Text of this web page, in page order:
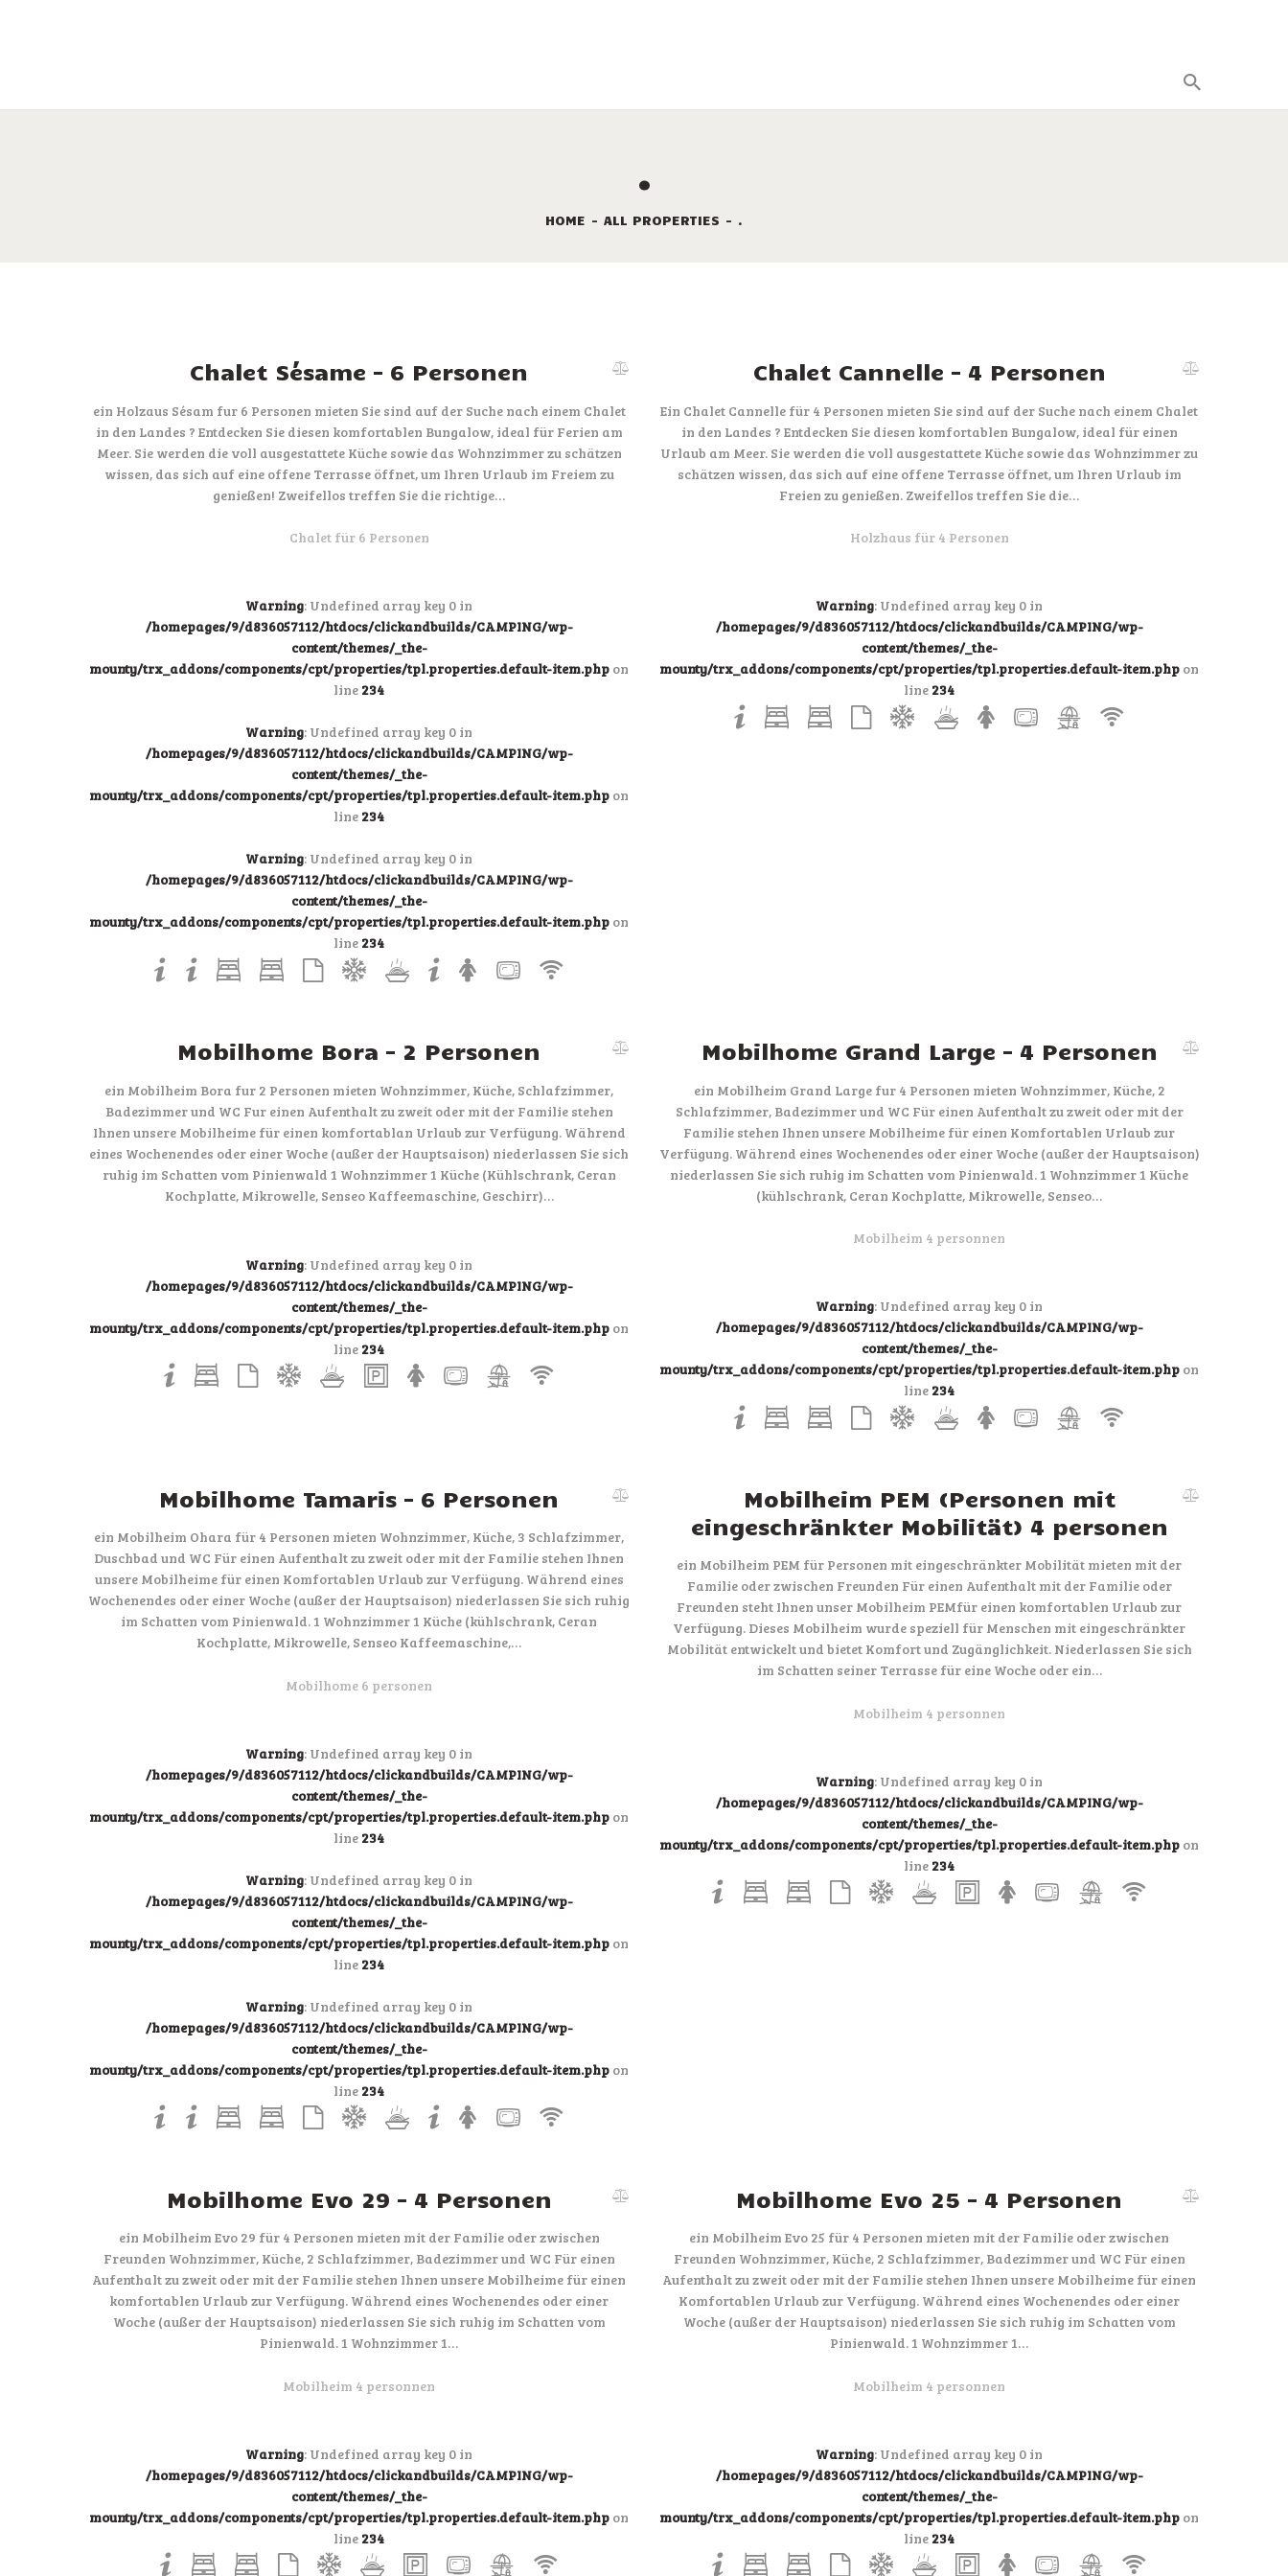
.
HOME ALL PROPERTIES .
DIE STELLPLÄTZE
KAMPINGPLATZ
Chalet Sésame – 6 Personen
ein Holzaus Sésam fur 6 Personen mieten Sie sind auf der Suche nach einem Chalet
in den Landes ? Entdecken Sie diesen komfortablen Bungalow, ideal für Ferien am
Meer. Sie werden die voll ausgestattete Küche sowie das Wohnzimmer zu schätzen
wissen, das sich auf eine offene Terrasse öffnet, um Ihren Urlaub im Freiem zu
genießen! Zweifellos treffen Sie die richtige…
Chalet für 6 Personen
Warning: Undefined array key 0 in
/homepages/9/d836057112/htdocs/clickandbuilds/CAMPING/wp-
content/themes/_the-
mounty/trx_addons/components/cpt/properties/tpl.properties.default-item.php on
line 234
Warning: Undefined array key 0 in
/homepages/9/d836057112/htdocs/clickandbuilds/CAMPING/wp-
content/themes/_the-
mounty/trx_addons/components/cpt/properties/tpl.properties.default-item.php on
line 234
Warning: Undefined array key 0 in
/homepages/9/d836057112/htdocs/clickandbuilds/CAMPING/wp-
content/themes/_the-
mounty/trx_addons/components/cpt/properties/tpl.properties.default-item.php on
line 234
Chalet Cannelle – 4 Personen
Ein Chalet Cannelle für 4 Personen mieten Sie sind auf der Suche nach einem Chalet
in den Landes ? Entdecken Sie diesen komfortablen Bungalow, ideal für einen
Urlaub am Meer. Sie werden die voll ausgestattete Küche sowie das Wohnzimmer zu
schätzen wissen, das sich auf eine offene Terrasse öffnet, um Ihren Urlaub im
Freien zu genießen. Zweifellos treffen Sie die…
Holzhaus für 4 Personen
Warning: Undefined array key 0 in
/homepages/9/d836057112/htdocs/clickandbuilds/CAMPING/wp-
content/themes/_the-
mounty/trx_addons/components/cpt/properties/tpl.properties.default-item.php on
line 234
Mobilhome Bora – 2 Personen
ein Mobilheim Bora fur 2 Personen mieten Wohnzimmer, Küche, Schlafzimmer,
Badezimmer und WC Fur einen Aufenthalt zu zweit oder mit der Familie stehen
Ihnen unsere Mobilheime für einen komfortablan Urlaub zur Verfügung. Während
eines Wochenendes oder einer Woche (außer der Hauptsaison) niederlassen Sie sich
ruhig im Schatten vom Pinienwald 1 Wohnzimmer 1 Küche (Kühlschrank, Ceran
Kochplatte, Mikrowelle, Senseo Kaffeemaschine, Geschirr)…
Warning: Undefined array key 0 in
/homepages/9/d836057112/htdocs/clickandbuilds/CAMPING/wp-
content/themes/_the-
mounty/trx_addons/components/cpt/properties/tpl.properties.default-item.php on
line 234
Mobilhome Grand Large – 4 Personen
ein Mobilheim Grand Large fur 4 Personen mieten Wohnzimmer, Küche, 2
Schlafzimmer, Badezimmer und WC Für einen Aufenthalt zu zweit oder mit der
Familie stehen Ihnen unsere Mobilheime für einen Komfortablen Urlaub zur
Verfügung. Während eines Wochenendes oder einer Woche (außer der Hauptsaison)
niederlassen Sie sich ruhig im Schatten vom Pinienwald. 1 Wohnzimmer 1 Küche
(kühlschrank, Ceran Kochplatte, Mikrowelle, Senseo…
Mobilheim 4 personnen
Warning: Undefined array key 0 in
/homepages/9/d836057112/htdocs/clickandbuilds/CAMPING/wp-
content/themes/_the-
mounty/trx_addons/components/cpt/properties/tpl.properties.default-item.php on
line 234
Mobilhome Tamaris – 6 Personen
ein Mobilheim Ohara für 4 Personen mieten Wohnzimmer, Küche, 3 Schlafzimmer,
Duschbad und WC Für einen Aufenthalt zu zweit oder mit der Familie stehen Ihnen
unsere Mobilheime für einen Komfortablen Urlaub zur Verfügung. Während eines
Wochenendes oder einer Woche (außer der Hauptsaison) niederlassen Sie sich ruhig
im Schatten vom Pinienwald. 1 Wohnzimmer 1 Küche (kühlschrank, Ceran
Kochplatte, Mikrowelle, Senseo Kaffeemaschine,…
Mobilhome 6 personen
Warning: Undefined array key 0 in
/homepages/9/d836057112/htdocs/clickandbuilds/CAMPING/wp-
content/themes/_the-
mounty/trx_addons/components/cpt/properties/tpl.properties.default-item.php on
line 234
Warning: Undefined array key 0 in
/homepages/9/d836057112/htdocs/clickandbuilds/CAMPING/wp-
content/themes/_the-
mounty/trx_addons/components/cpt/properties/tpl.properties.default-item.php on
line 234
Warning: Undefined array key 0 in
/homepages/9/d836057112/htdocs/clickandbuilds/CAMPING/wp-
content/themes/_the-
mounty/trx_addons/components/cpt/properties/tpl.properties.default-item.php on
line 234
Mobilheim PEM (Personen mit
eingeschränkter Mobilität) 4 personen
ein Mobilheim PEM für Personen mit eingeschränkter Mobilität mieten mit der
Familie oder zwischen Freunden Für einen Aufenthalt mit der Familie oder
Freunden steht Ihnen unser Mobilheim PEMfür einen komfortablen Urlaub zur
Verfügung. Dieses Mobilheim wurde speziell für Menschen mit eingeschränkter
Mobilität entwickelt und bietet Komfort und Zugänglichkeit. Niederlassen Sie sich
im Schatten seiner Terrasse für eine Woche oder ein…
Mobilheim 4 personnen
Warning: Undefined array key 0 in
/homepages/9/d836057112/htdocs/clickandbuilds/CAMPING/wp-
content/themes/_the-
mounty/trx_addons/components/cpt/properties/tpl.properties.default-item.php on
line 234
Mobilhome Evo 29 – 4 Personen
ein Mobilheim Evo 29 für 4 Personen mieten mit der Familie oder zwischen
Freunden Wohnzimmer, Küche, 2 Schlafzimmer, Badezimmer und WC Für einen
Aufenthalt zu zweit oder mit der Familie stehen Ihnen unsere Mobilheime für einen
komfortablen Urlaub zur Verfügung. Während eines Wochenendes oder einer
Woche (außer der Hauptsaison) niederlassen Sie sich ruhig im Schatten vom
Pinienwald. 1 Wohnzimmer 1…
Mobilheim 4 personnen
Warning: Undefined array key 0 in
/homepages/9/d836057112/htdocs/clickandbuilds/CAMPING/wp-
content/themes/_the-
mounty/trx_addons/components/cpt/properties/tpl.properties.default-item.php on
line 234
Mobilhome Evo 25 – 4 Personen
ein Mobilheim Evo 25 für 4 Personen mieten mit der Familie oder zwischen
Freunden Wohnzimmer, Küche, 2 Schlafzimmer, Badezimmer und WC Für einen
Aufenthalt zu zweit oder mit der Familie stehen Ihnen unsere Mobilheime für einen
Komfortablen Urlaub zur Verfügung. Während eines Wochenendes oder einer
Woche (außer der Hauptsaison) niederlassen Sie sich ruhig im Schatten vom
Pinienwald. 1 Wohnzimmer 1…
Mobilheim 4 personnen
Warning: Undefined array key 0 in
/homepages/9/d836057112/htdocs/clickandbuilds/CAMPING/wp-
content/themes/_the-
mounty/trx_addons/components/cpt/properties/tpl.properties.default-item.php on
line 234